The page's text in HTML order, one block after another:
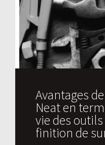
Avantages
Neat en
vie des
finition de